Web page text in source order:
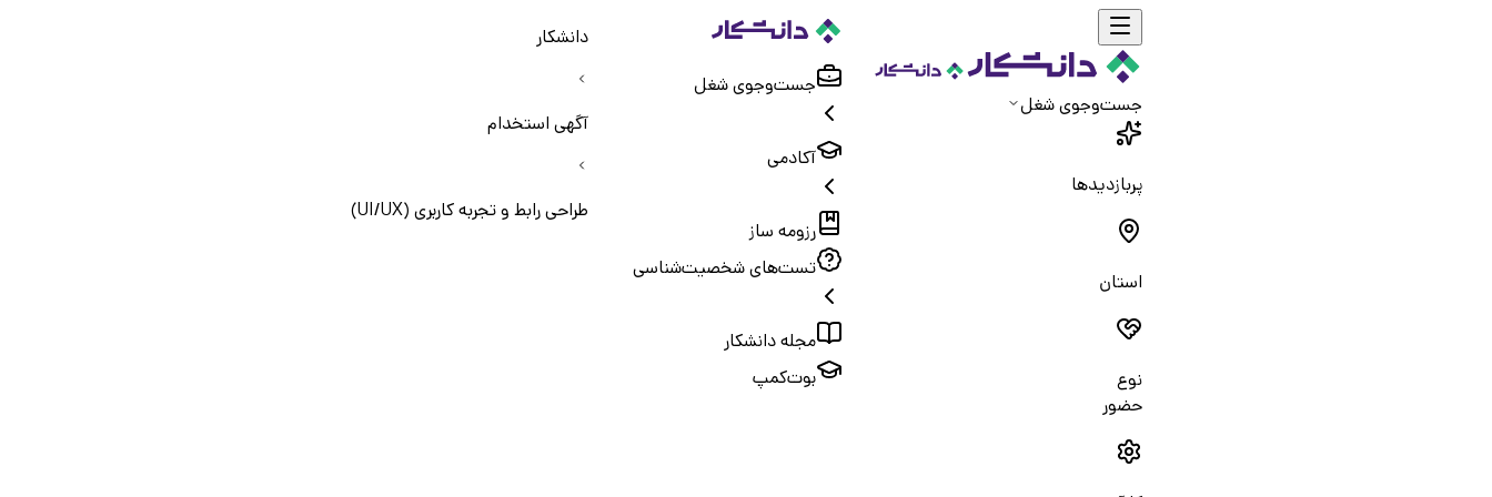
جست‌و‌جوی شغل
پربازدیدها
استان
نوع
حضور
جست‌و‌جوی شغل
آکادمی
رزومه ساز
تست‌های شخصیت‌شناسی
مجله دانشکار
بوت‌کمپ
دانشکار
آگهی استخدام
طراحی رابط و تجربه کاربری (UI/UX)